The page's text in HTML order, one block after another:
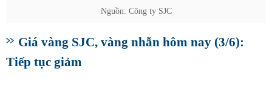
Nguồn: Công ty SJC
Giá vàng SJC, vàng nhẫn hôm nay (3/6):
Tiếp tục giảm